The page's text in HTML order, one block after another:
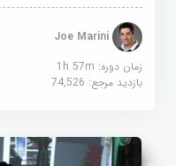
Joe Marini
زمان دوره: 1h 57m
بازدید مرجع:74,526